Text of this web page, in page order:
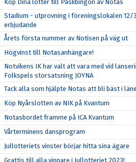
Köp Dina lotter till Påskbingon av Notas
Stadium - utprovning i föreningslokalen 12/
erbjudande
Årets första nummer av Notisen på väg ut
Högvinst till Notasanhängare!
Notvikens IK har valt att vara med vid
Folkspels storsatsning JOYNA
Tack alla som hjälpte Notas att bli bäst i
Köp Nyårslotten av NIK på Kvantum
Notasbordet framme på ICA Kvantum
Vårterminens dansprogram
Jullotteriets vinster börjar hitta sina ägare
Grattis till alla vinnare i Jullotteriet 2023!